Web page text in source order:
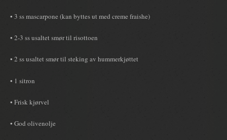
• 3 ss mascarpone (kan byttes ut med creme fraishe)
• 2-3 ss usaltet smør til risottoen
• 2 ss usaltet smør til steking av hummerkjøttet
• 1 sitron
• Frisk kjørvel
• God olivenolje